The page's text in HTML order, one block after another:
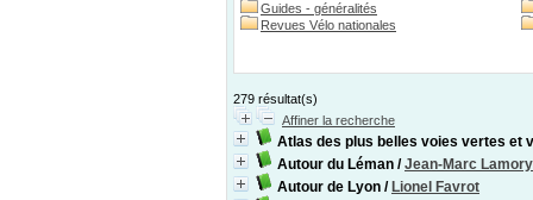
Guides - généralités
Revues Vélo nationales
279 résultat(s)
Affiner la recherche
Atlas des plus belles voies vertes et
Autour du Léman /Jean-Marc Lamory
Autour de Lyon / Lionel Favrot